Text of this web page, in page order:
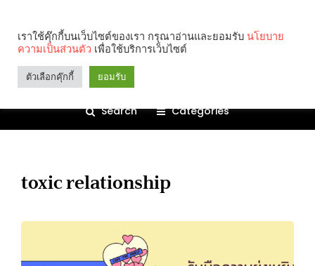
Search Categories
toxic relationship
เราใช้คุ๊กกี้บนเว็บไซต์ของเรา กรุณาอ่านและยอมรับ นโยบาย
ความเป็นส่วนตัว เพื่อใช้บริการเว็บไซต์
ตัวเลือกคุ๊กกี้ ยอมรับ